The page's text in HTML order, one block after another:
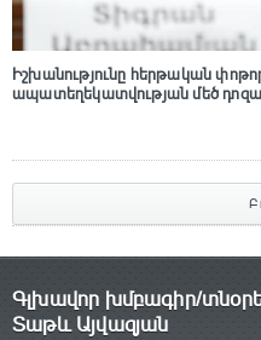
Իշխանությունը հերթական
ապատեղեկատվության մեծ դnզա
Գլխավոր խմբագիր/
Տաթև Այվազյան